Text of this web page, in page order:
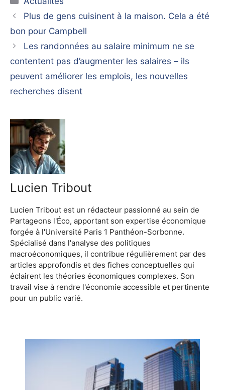
Plus de gens cuisinent à la maison. Cela a été
bon pour Campbell
Les randonnées au salaire minimum ne se
contentent pas d’augmenter les salaires – ils
peuvent améliorer les emplois, les nouvelles
recherches disent
Lucien Tribout
Lucien Tribout est un rédacteur passionné au sein de
Partageons l'Éco, apportant son expertise économique
forgée à l'Université Paris 1 Panthéon-Sorbonne.
Spécialisé dans l'analyse des politiques
macroéconomiques, il contribue régulièrement par des
articles approfondis et des fiches conceptuelles qui
éclairent les théories économiques complexes. Son
travail vise à rendre l'économie accessible et pertinente
pour un public varié.